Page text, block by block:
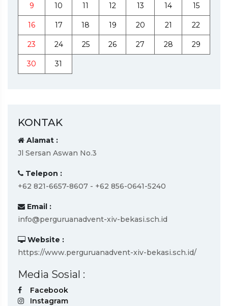
9 10 11 12 13 14 15
16 17 18 19 20 21 22
23 24 25 26 27 28 29
30 31
KONTAK
Alamat :
Jl Sersan Aswan No.3
Telepon :
+62 821-6657-8607 - +62 856-0641-5240
Email :
info@perguruanadvent-xiv-bekasi.sch.id
Website :
https://www.perguruanadvent-xiv-bekasi.sch.id/
Media Sosial :
Facebook
Instagram